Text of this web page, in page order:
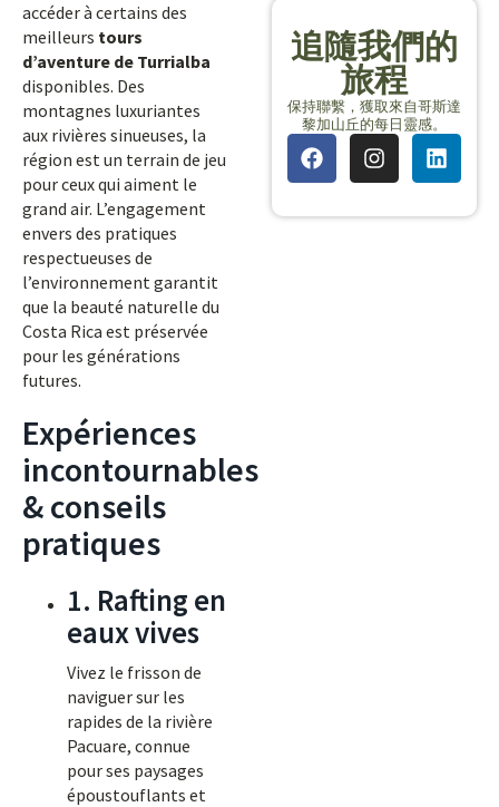
accéder à certains des
meilleurs tours
d’aventure de Turrialba
disponibles. Des
montagnes luxuriantes
aux rivières sinueuses, la
région est un terrain de jeu
pour ceux qui aiment le
grand air. L’engagement
envers des pratiques
respectueuses de
l’environnement garantit
que la beauté naturelle du
Costa Rica est préservée
pour les générations
futures.
Expériences
incontournables
& conseils
pratiques
1. Rafting en
eaux vives
Vivez le frisson de
naviguer sur les
rapides de la rivière
Pacuare, connue
pour ses paysages
époustouflants et
追隨我們的
旅程
保持聯繫，獲取來自哥斯達
黎加山丘的每日靈感。